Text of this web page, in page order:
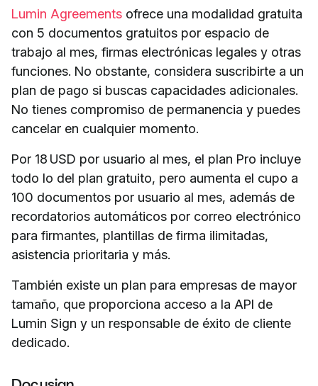
Lumin Agreements ofrece una modalidad gratuita
con 5 documentos gratuitos por espacio de
trabajo al mes, firmas electrónicas legales y otras
funciones. No obstante, considera suscribirte a un
plan de pago si buscas capacidades adicionales.
No tienes compromiso de permanencia y puedes
cancelar en cualquier momento.
Por 18 USD por usuario al mes, el plan Pro incluye
todo lo del plan gratuito, pero aumenta el cupo a
100 documentos por usuario al mes, además de
recordatorios automáticos por correo electrónico
para firmantes, plantillas de firma ilimitadas,
asistencia prioritaria y más.
También existe un plan para empresas de mayor
tamaño, que proporciona acceso a la API de
Lumin Sign y un responsable de éxito de cliente
dedicado.